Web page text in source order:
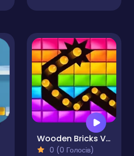
Wooden Bricks Vs Balls
0 (0 Голосів)